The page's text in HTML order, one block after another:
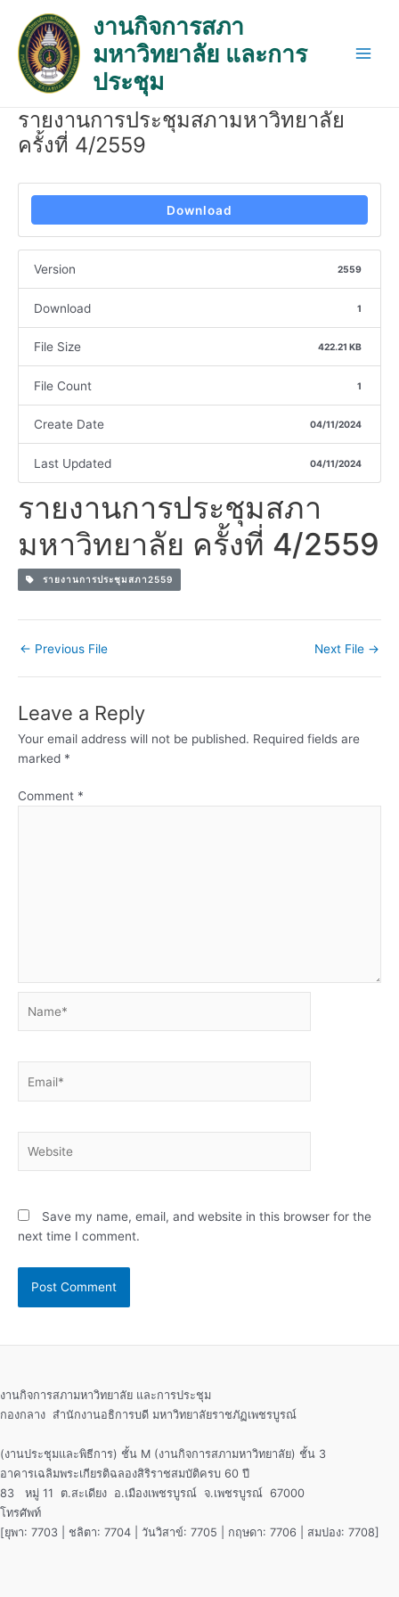
content
งานกิจการสภา
มหาวิทยาลัย และการ
ประชุม
รายงานการประชุมสภามหาวิทยาลัย
ครั้งที่ 4/2559
Download
Version 2559
Download 1
File Size 422.21 KB
File Count 1
Create Date 04/11/2024
Last Updated 04/11/2024
รายงานการประชุมสภา
มหาวิทยาลัย ครั้งที่ 4/2559
รายงานการประชุมสภา2559
navigation
← Previous File Next File →
Leave a Reply
Your email address will not be published. Required fields are
marked *
Comment *
Save my name, email, and website in this browser for the
next time I comment.
งานกิจการสภามหาวิทยาลัย และการประชุม
กองกลาง สำนักงานอธิการบดี มหาวิทยาลัยราชภัฏเพชรบูรณ์
(งานประชุมและพิธีการ) ชั้น M (งานกิจการสภามหาวิทยาลัย) ชั้น 3
อาคารเฉลิมพระเกียรติฉลองสิริราชสมบัติครบ 60 ปี
83 หมู่ 11 ต.สะเดียง อ.เมืองเพชรบูรณ์ จ.เพชรบูรณ์ 67000
โทรศัพท์
[ยุพา: 7703 | ชลิตา: 7704 | วันวิสาข์: 7705 | กฤษดา: 7706 | สมปอง: 7708]